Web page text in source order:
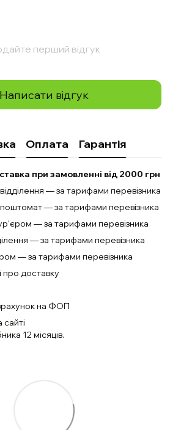
перший відгук
Написати відгук
Оплата Гарантія
при замовленні від 2000 грн
— за тарифами перевізника
— за тарифами перевізника
— за тарифами перевізника
— за тарифами перевізника
— за тарифами перевізника
про доставку
на ФОП
12 місяців.